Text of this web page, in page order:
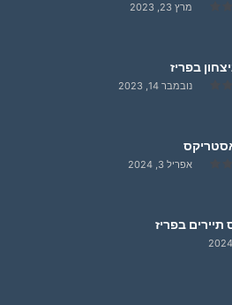
מרץ 23, 2023
בפריז
נובמבר 14, 2023
אפריל 3, 2024
תיירים בפריז